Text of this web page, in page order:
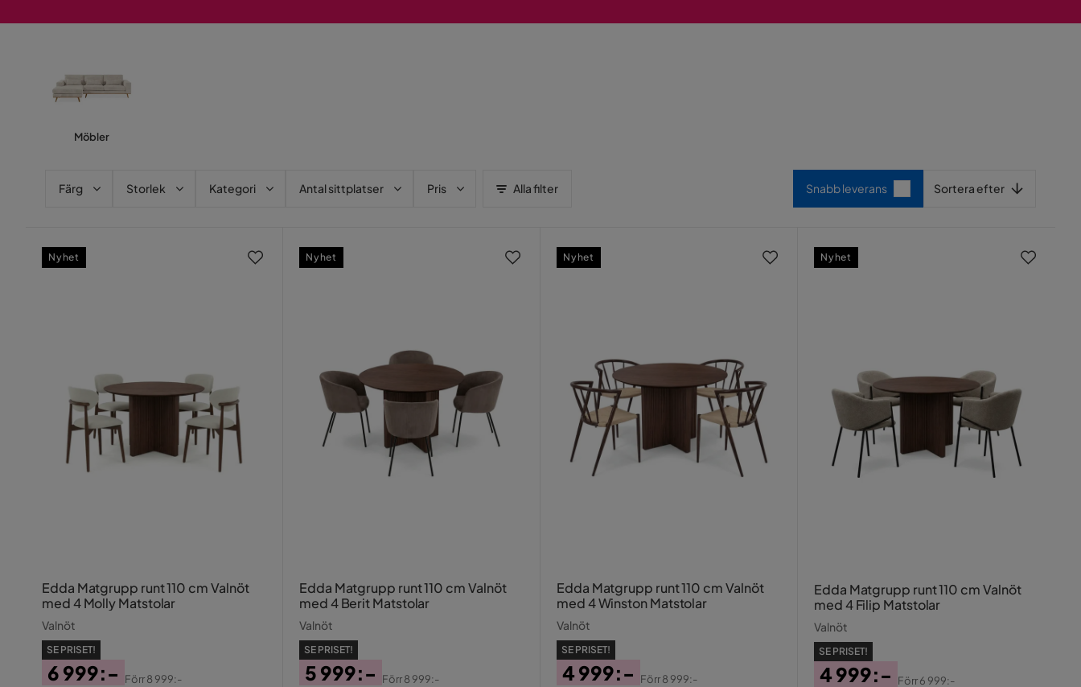
Möbler
Färg Storlek Kategori Antal sittplatser Pris Alla filter Snabb leverans Sortera efter
Edda Matgrupp runt 110 cm Valnöt
med 4 Molly Matstolar
Valnöt
SE PRISET!
6 999:-
Förr8 999:-
Nyhet
Edda Matgrupp runt 110 cm Valnöt
med 4 Berit Matstolar
Valnöt
SE PRISET!
5 999:-
Förr8 999:-
Nyhet
Edda Matgrupp runt 110 cm Valnöt
med 4 Winston Matstolar
Valnöt
SE PRISET!
4 999:-
Förr8 999:-
Nyhet
Edda Matgrupp runt 110 cm Valnöt
med 4 Filip Matstolar
Valnöt
SE PRISET!
4 999:-
Förr6 999:-
Nyhet